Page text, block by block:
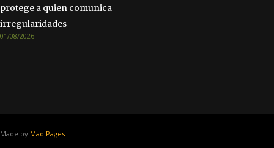
protege a quien comunica
irregularidades
01/08/2026
Made by Mad Pages